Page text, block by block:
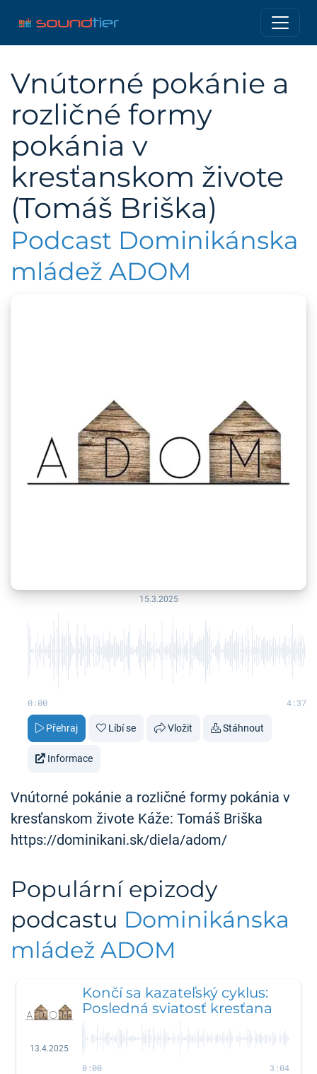
Vnútorné pokánie a
rozličné formy
pokánia v
kresťanskom živote
(Tomáš Briška)
Podcast Dominikánska
mládež ADOM
15.3.2025
0:00 4:37
Přehraj Líbí se Vložit Stáhnout
Informace
Vnútorné pokánie a rozličné formy pokánia v
kresťanskom živote Káže: Tomáš Briška
https://dominikani.sk/diela/adom/
Populární epizody
podcastu Dominikánska
mládež ADOM
13.4.2025
Končí sa kazateľský cyklus:
Posledná sviatosť kresťana
0:00 3:04